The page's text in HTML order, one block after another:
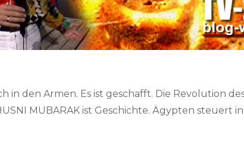
in den Armen. Es ist geschafft. Die Revolution
MUBARAK ist Geschichte. Ägypten